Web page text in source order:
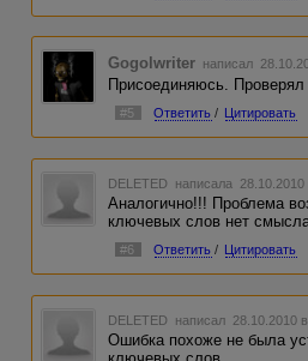
Gogolwriter написал
Присоединяюсь.
#5 Ответить / Цитировать
DELETED написала 28.10.2010
Аналогично!!! Проблема
ключевых слов нет
#6 Ответить / Цитировать
DELETED написал 28.10.2010
Ошибка похоже не была